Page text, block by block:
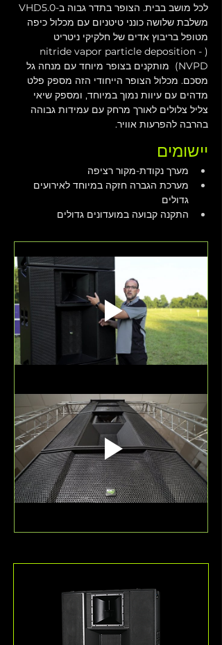
משלבת שלושה כונני טיטניום עם מכלול כיפה
מטופל בריבוץ אדים של חלקיקי ניטריט
(nitride vapor particle deposition -
NVPD)  מותקנים בצופר מיוחד עם מנחה גל
מסכם. מכלול הצופר הייחודי הזה מספק פלט
מדהים עם עיוות נמוך במיוחד, ומספק שיאי
צליל צלולים לאורך מרחק עם עמידות גבוהה
בהרבה להפרעות אוויר.
יישומים
מערך נקודת-מקור רציפה
מערכת הגברה חזקה במיוחד לאירועים
גדולים
התקנה קבועה במועדונים גדולים